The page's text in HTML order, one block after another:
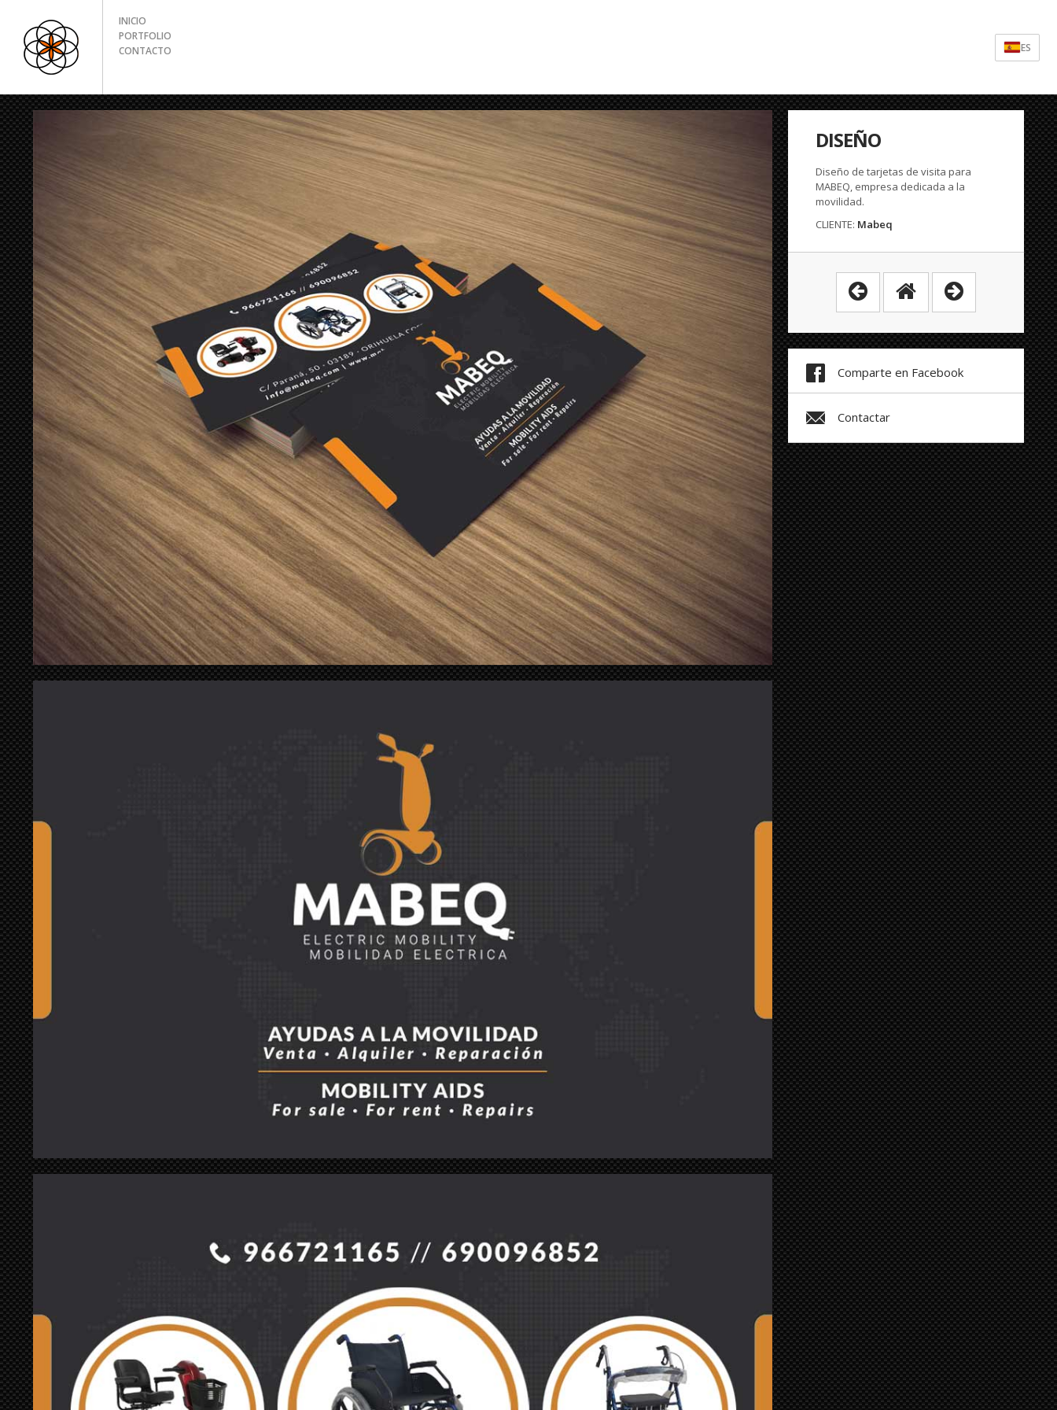
ES
INICIO
PORTFOLIO
CONTACTO
DISEÑO
Diseño de tarjetas de visita para
MABEQ, empresa dedicada a la
movilidad.
CLIENTE: Mabeq
Comparte en Facebook
Contactar